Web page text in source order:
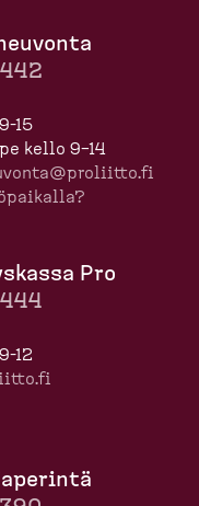
15
pe kello 9–14
Pro
12